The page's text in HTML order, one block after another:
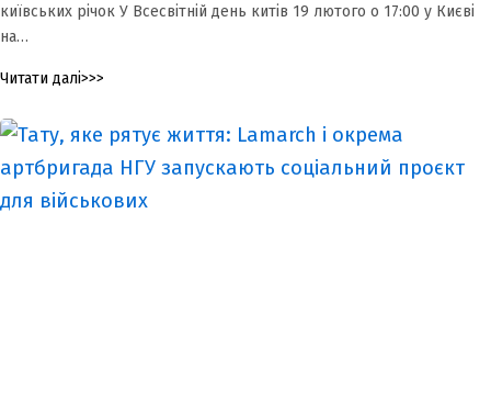
київських річок У Всесвітній день китів 19 лютого о 17:00 у Києві
на…
Читати далі>>>